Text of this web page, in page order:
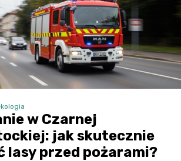
w Czarnej
jak skutecznie
lasy przed pożarami?